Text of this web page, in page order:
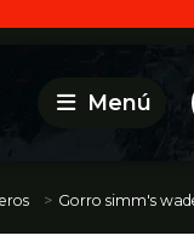
Gorro simm's wader